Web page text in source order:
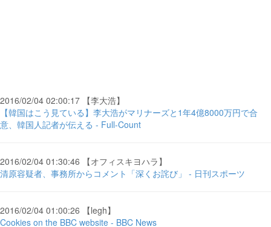
2016/02/04 02:00:17 【李大浩】
【韓国はこう見ている】李大浩がマリナーズと1年4億8000万円で合
意、韓国人記者が伝える - Full-Count
2016/02/04 01:30:46 【オフィスキヨハラ】
清原容疑者、事務所からコメント「深くお詫び」 - 日刊スポーツ
2016/02/04 01:00:26 【legh】
Cookies on the BBC website - BBC News